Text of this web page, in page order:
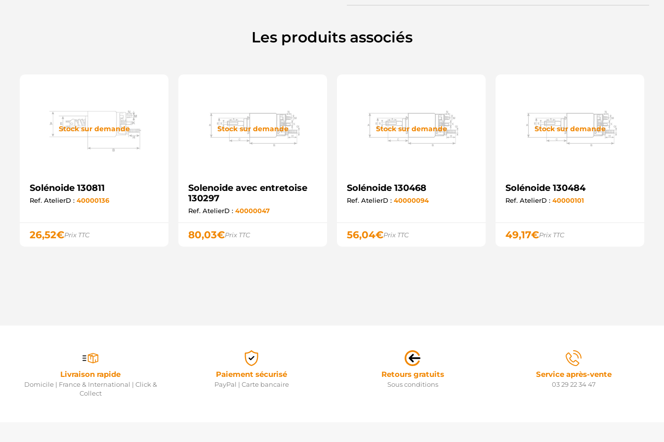
Les produits associés
Stock sur demande
Solénoide 130811
Ref. AtelierD : 40000136
26,52€Prix TTC
Stock sur demande
Solenoide avec entretoise
130297
Ref. AtelierD : 40000047
80,03€Prix TTC
Stock sur demande
Solénoide 130468
Ref. AtelierD : 40000094
56,04€Prix TTC
Stock sur demande
Solénoide 130484
Ref. AtelierD : 40000101
49,17€Prix TTC
Livraison rapide
Domicile | France & International | Click &
Collect
Paiement sécurisé
PayPal | Carte bancaire
Retours gratuits
Sous conditions
Service après-vente
03 29 22 34 47